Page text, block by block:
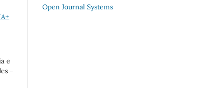
e
-
Open Journal Systems